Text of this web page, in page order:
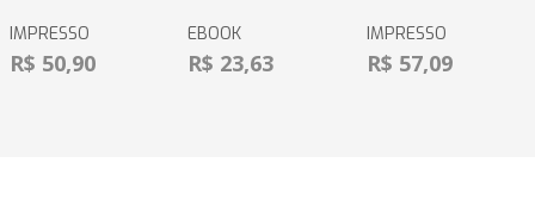
IMPRESSO
R$ 50,90
EBOOK
R$ 23,63
IMPRESSO
R$ 57,09